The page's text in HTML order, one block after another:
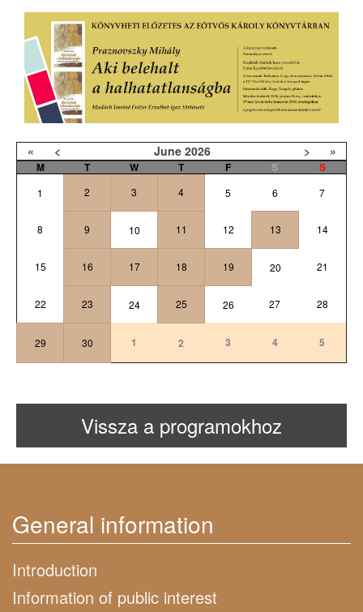
« < June 2026 > »
M T W T F S S
1 2 3 4 5 6 7
8 9 10 11 12 13 14
15 16 17 18 19 20 21
22 23 24 25 26 27 28
29 30 1 2 3 4 5
Vissza a programokhoz
General information
Introduction
Information of public interest